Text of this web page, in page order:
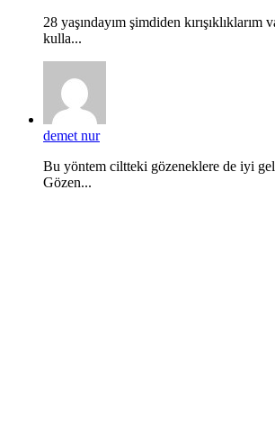
28 yaşındayım şimdiden
kulla...
demet nur
Bu yöntem ciltteki gözeneklere de iyi
Gözen...